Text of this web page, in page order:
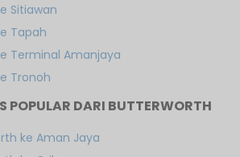
Sitiawan
Tapah
Terminal Amanjaya
Tronoh
POPULAR DARI BUTTERWORTH
ke Aman Jaya